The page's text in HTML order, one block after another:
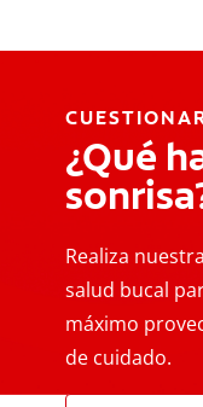
¿Qué
Realiza
salud bucal
máximo
de cuidado.